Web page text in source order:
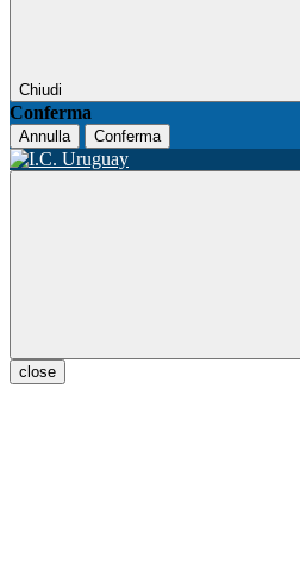
Chiudi
Conferma
Annulla Conferma
close